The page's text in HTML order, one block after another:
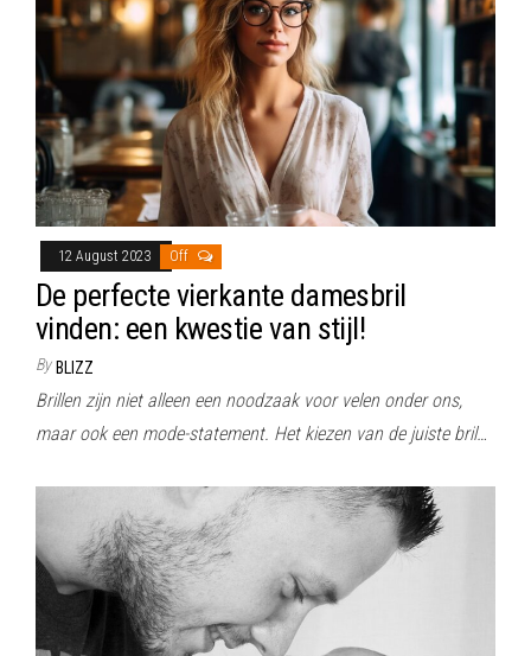
12 August 2023 Off
De perfecte vierkante damesbril
vinden: een kwestie van stijl!
By BLIZZ
Brillen zijn niet alleen een noodzaak voor velen onder ons,
maar ook een mode-statement. Het kiezen van de juiste bril…